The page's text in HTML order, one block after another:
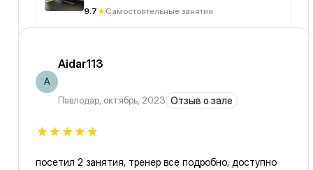
9.7 Самостоятельные занятия
A
Aidar113
Павлодар, октябрь, 2023 Отзыв о зале
посетил 2 занятия, тренер все подробно, доступно